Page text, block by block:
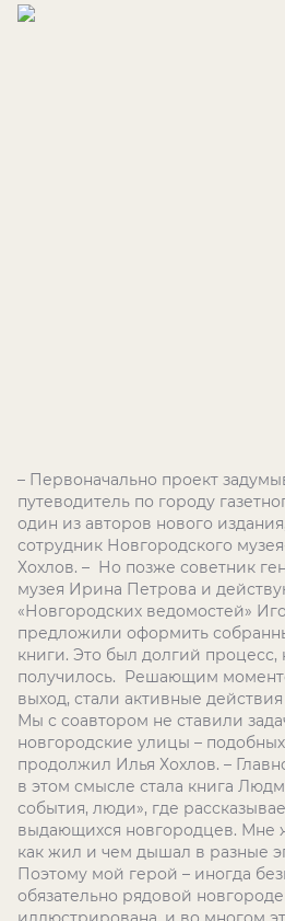
– Первоначально проект
путеводитель по городу
один из авторов нового
сотрудник Новгородского
Хохлов. – Но позже советник
музея Ирина Петрова и
«Новгородских ведомостей»
предложили оформить
книги. Это был долгий процесс,
получилось. Решающим
выход, стали активные
Мы с соавтором не ставили
новгородские улицы –
продолжил Илья Хохлов. –
в этом смысле стала книга
события, люди», где
выдающихся новгородцев. Мне
как жил и чем дышал в разные
Поэтому мой герой – иногда
обязательно рядовой